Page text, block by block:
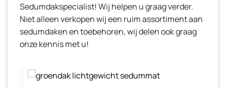
Sedumdakspecialist! Wij helpen u graag verder.
Niet alleen verkopen wij een ruim assortiment aan
sedumdaken en toebehoren, wij delen ook graag
onze kennis met u!